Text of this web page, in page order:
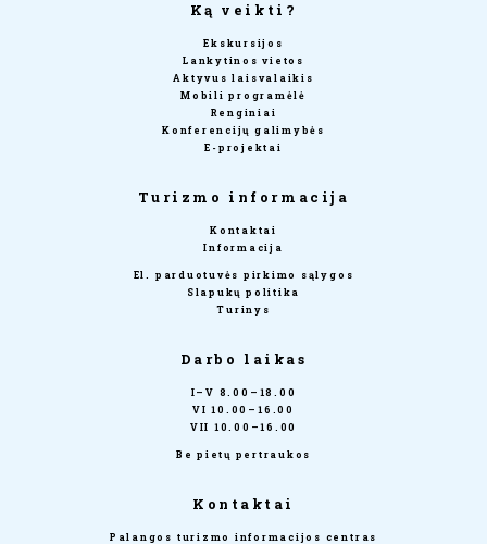
Ką veikti?
Ekskursijos
Lankytinos vietos
Aktyvus laisvalaikis
Mobili programėlė
Renginiai
Konferencijų galimybės
E-projektai
Turizmo informacija
Kontaktai
Informacija
El. parduotuvės pirkimo sąlygos
Slapukų politika
Turinys
Darbo laikas
I–V 8.00–18.00
VI 10.00–16.00
VII 10.00–16.00
Be pietų pertraukos
Kontaktai
Palangos turizmo informacijos centras